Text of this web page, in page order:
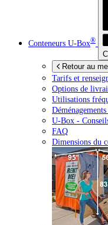
Conteneurs U-Box®
Retour au
Tarifs et
Options de
Utilisations
U-Box -
FAQ
Dimensions du